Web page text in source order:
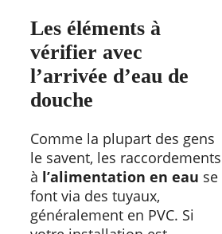
Les éléments à
vérifier avec
l’arrivée d’eau de
douche
Comme la plupart des gens
le savent, les raccordements
à l’alimentation en eau se
font via des tuyaux,
généralement en PVC. Si